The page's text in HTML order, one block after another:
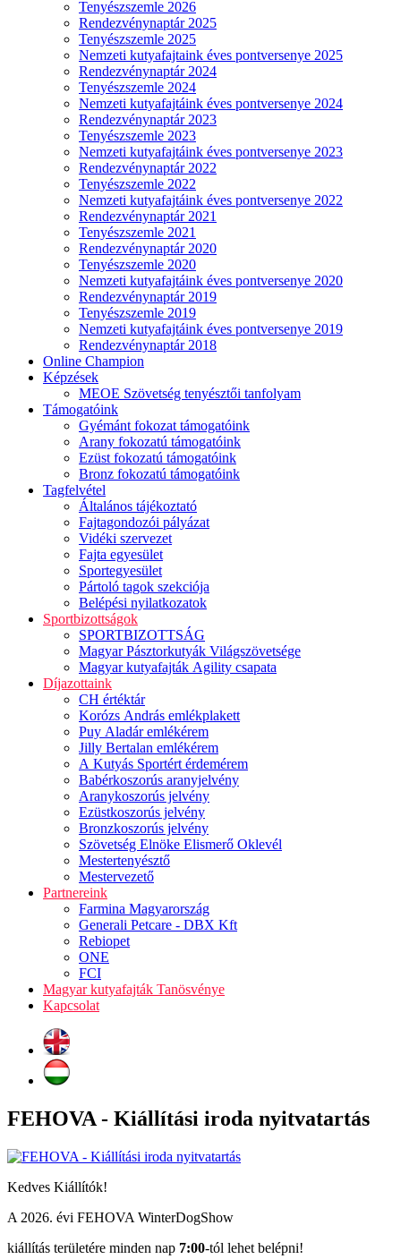
Tenyészszemle 2026
Rendezvénynaptár 2025
Tenyészszemle 2025
Nemzeti kutyafajtaink éves pontversenye 2025
Rendezvénynaptár 2024
Tenyészszemle 2024
Nemzeti kutyafajtáink éves pontversenye 2024
Rendezvénynaptár 2023
Tenyészszemle 2023
Nemzeti kutyafajtáink éves pontversenye 2023
Rendezvénynaptár 2022
Tenyészszemle 2022
Nemzeti kutyafajtáink éves pontversenye 2022
Rendezvénynaptár 2021
Tenyészszemle 2021
Rendezvénynaptár 2020
Tenyészszemle 2020
Nemzeti kutyafajtáink éves pontversenye 2020
Rendezvénynaptár 2019
Tenyészszemle 2019
Nemzeti kutyafajtáink éves pontversenye 2019
Rendezvénynaptár 2018
Online Champion
Képzések
MEOE Szövetség tenyésztői tanfolyam
Támogatóink
Gyémánt fokozat támogatóink
Arany fokozatú támogatóink
Ezüst fokozatú támogatóink
Bronz fokozatú támogatóink
Tagfelvétel
Általános tájékoztató
Fajtagondozói pályázat
Vidéki szervezet
Fajta egyesület
Sportegyesület
Pártoló tagok szekciója
Belépési nyilatkozatok
Sportbizottságok
SPORTBIZOTTSÁG
Magyar Pásztorkutyák Világszövetsége
Magyar kutyafajták Agility csapata
Díjazottaink
CH értéktár
Korózs András emlékplakett
Puy Aladár emlékérem
Jilly Bertalan emlékérem
A Kutyás Sportért érdemérem
Babérkoszorús aranyjelvény
Aranykoszorús jelvény
Ezüstkoszorús jelvény
Bronzkoszorús jelvény
Szövetség Elnöke Elismerő Oklevél
Mestertenyésztő
Mestervezető
Partnereink
Farmina Magyarország
Generali Petcare - DBX Kft
Rebiopet
ONE
FCI
Magyar kutyafajták Tanösvénye
Kapcsolat
FEHOVA - Kiállítási iroda nyitvatartás
Kedves Kiállítók!
A 2026. évi FEHOVA WinterDogShow
kiállítás területére minden nap 7:00-tól lehet belépni!